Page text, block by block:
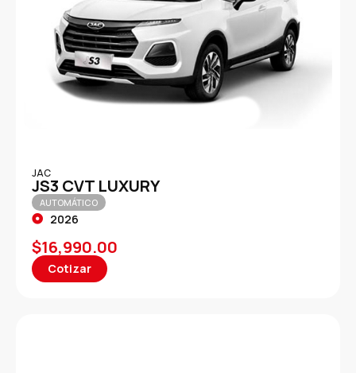
JAC
JS3 CVT LUXURY
AUTOMÁTICO
2026
$16,990.00
Cotizar